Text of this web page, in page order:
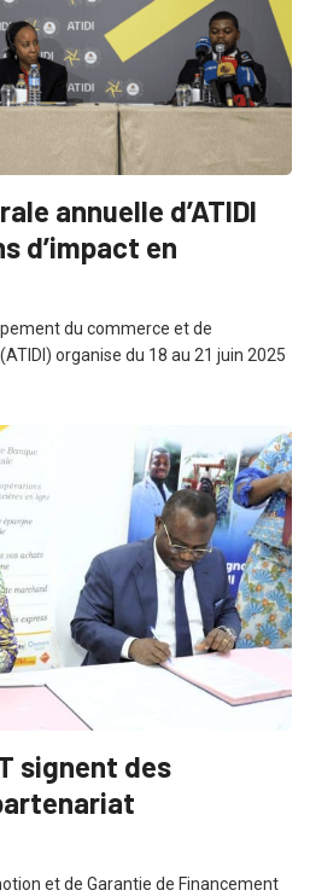
annuelle d’ATIDI
d’impact en
du commerce et de
organise du 18 au 21 juin 2025
signent des
et de Garantie de Financement